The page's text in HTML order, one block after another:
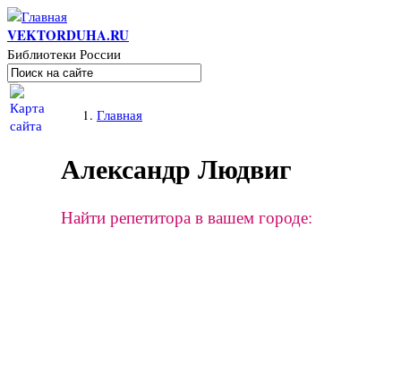
Перейти к основному содержанию
VEKTORDUHA.RU
Библиотеки России
Форма поиска
Поиск
Вы здесьГлавная
Александр Людвиг
Найти репетитора в вашем городе: